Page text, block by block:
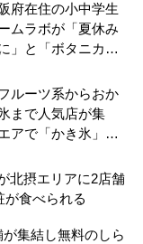
府在住の小中学生
ムラボが「夏休み
」と「ボタニカル
待
ルーツ系からおか
まで人気店が集
アで「かき氷」祭
北摂エリアに2店舗
が食べられる
集結し無料のしら